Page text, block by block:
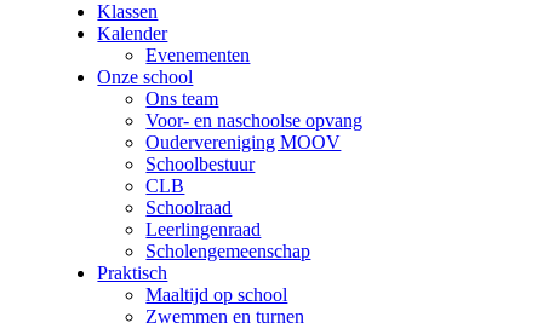
Klassen
Kalender
Evenementen
Onze school
Ons team
Voor- en naschoolse opvang
Oudervereniging MOOV
Schoolbestuur
CLB
Schoolraad
Leerlingenraad
Scholengemeenschap
Praktisch
Maaltijd op school
Zwemmen en turnen